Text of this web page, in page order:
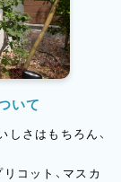
いて
しさはもちろん、
コット、マスカ